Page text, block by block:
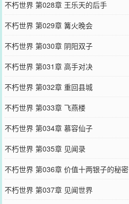
不朽世界 第028章 王乐天的后手
不朽世界 第029章 篝火晚会
不朽世界 第030章 阴阳双子
不朽世界 第031章 高手对决
不朽世界 第032章 重回县城
不朽世界 第033章 飞燕楼
不朽世界 第034章 慕容仙子
不朽世界 第035章 见闻录
不朽世界 第036章 价值十两银子的秘密
不朽世界 第037章 见闻世界